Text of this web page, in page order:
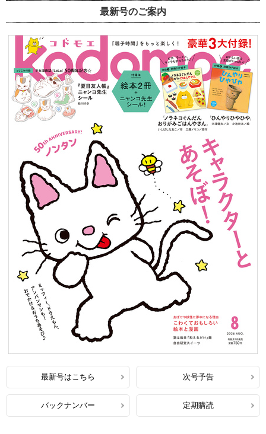
最新号のご案内
最新号はこちら 次号予告
バックナンバー 定期購読